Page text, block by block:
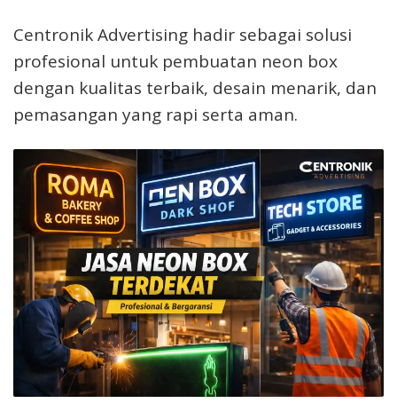
Centronik Advertising hadir sebagai solusi
profesional untuk pembuatan neon box
dengan kualitas terbaik, desain menarik, dan
pemasangan yang rapi serta aman.